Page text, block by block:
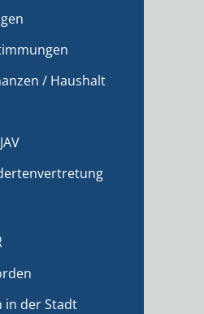
/ Haushalt
in der Stadt